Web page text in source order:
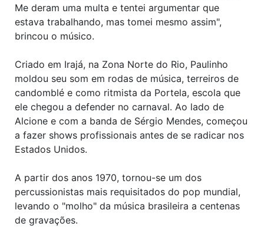
Me deram uma multa e tentei argumentar que
estava trabalhando, mas tomei mesmo assim",
brincou o músico.
Criado em Irajá, na Zona Norte do Rio, Paulinho
moldou seu som em rodas de música, terreiros de
candomblé e como ritmista da Portela, escola que
ele chegou a defender no carnaval. Ao lado de
Alcione e com a banda de Sérgio Mendes, começou
a fazer shows profissionais antes de se radicar nos
Estados Unidos.
A partir dos anos 1970, tornou-se um dos
percussionistas mais requisitados do pop mundial,
levando o "molho" da música brasileira a centenas
de gravações.